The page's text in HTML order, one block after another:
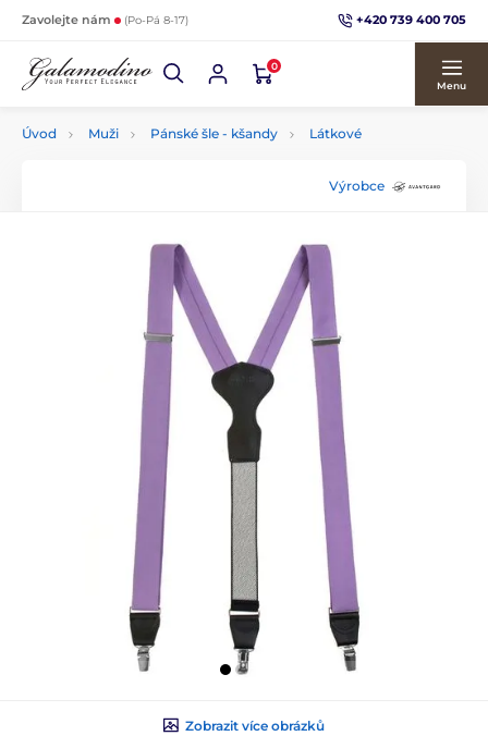
Zavolejte nám (Po-Pá 8-17) +420 739 400 705
0
Menu
Úvod Muži Pánské šle - kšandy Látkové
Výrobce
Zobrazit více obrázků